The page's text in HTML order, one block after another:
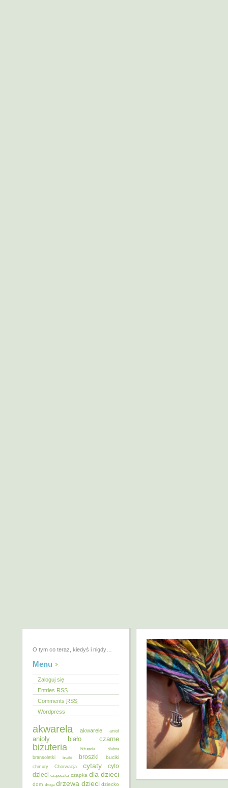
O tym co teraz, kiedyś i nigdy…
Menu
Zaloguj się
Entries RSS
Comments RSS
Wordpress
akwarela akwarele anioł
anioły biało czarne
biżuteria
biżuteria ślubna
bransoletki
bratki broszki buciki
chmury Chorwacja cytaty
cyto
dzieci czapeczka czapka dla dzieci
dom droga drzewa dzieci dziecko